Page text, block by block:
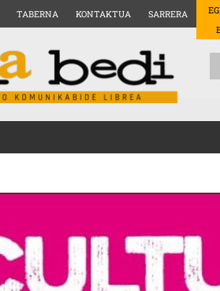
TABERNA KONTAKTUA SARRERA